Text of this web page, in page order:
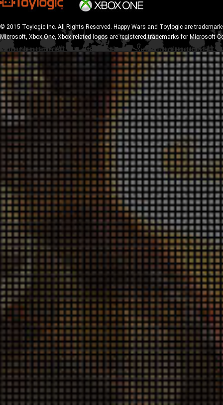
© 2015 Toylogic Inc. All Rights Reserved. Happy Wars and Toylogic are
Microsoft, Xbox One, Xbox related logos are registered trademarks for Microsoft